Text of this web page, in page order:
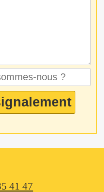
41 47